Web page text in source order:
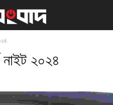
নাইট ২০২৪